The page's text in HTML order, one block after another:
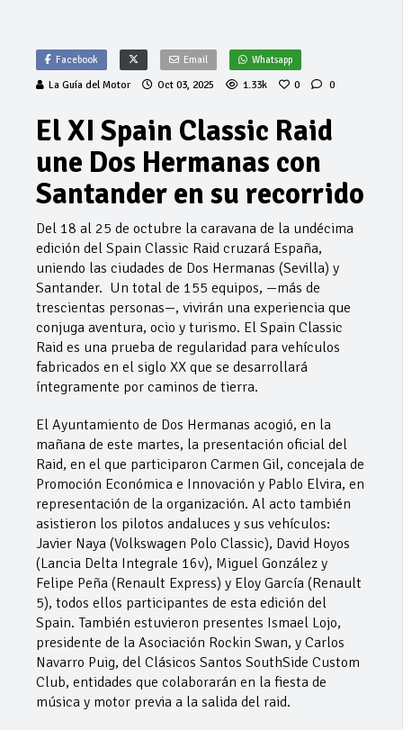
Facebook Email Whatsapp
La Guía del Motor Oct 03, 2025 1.33k 0 0
El XI Spain Classic Raid
une Dos Hermanas con
Santander en su recorrido
Del 18 al 25 de octubre la caravana de la undécima
edición del Spain Classic Raid cruzará España,
uniendo las ciudades de Dos Hermanas (Sevilla) y
Santander. Un total de 155 equipos, —más de
trescientas personas—, vivirán una experiencia que
conjuga aventura, ocio y turismo. El Spain Classic
Raid es una prueba de regularidad para vehículos
fabricados en el siglo XX que se desarrollará
íntegramente por caminos de tierra.
El Ayuntamiento de Dos Hermanas acogió, en la
mañana de este martes, la presentación oficial del
Raid, en el que participaron Carmen Gil, concejala de
Promoción Económica e Innovación y Pablo Elvira, en
representación de la organización. Al acto también
asistieron los pilotos andaluces y sus vehículos:
Javier Naya (Volkswagen Polo Classic), David Hoyos
(Lancia Delta Integrale 16v), Miguel González y
Felipe Peña (Renault Express) y Eloy García (Renault
5), todos ellos participantes de esta edición del
Spain. También estuvieron presentes Ismael Lojo,
presidente de la Asociación Rockin Swan, y Carlos
Navarro Puig, del Clásicos Santos SouthSide Custom
Club, entidades que colaborarán en la fiesta de
música y motor previa a la salida del raid.